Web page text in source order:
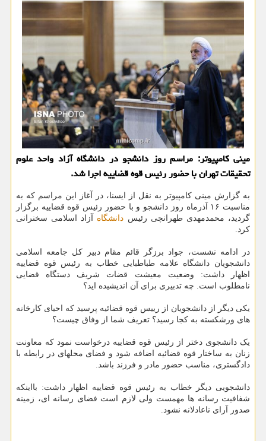
مینی کامپیوتر: مراسم روز دانشجو در دانشگاه آزاد واحد علوم
تحقیقات تهران با حضور رئیس قوه قضاییه اجرا شد.
به گزارش مینی کامپیوتر به نقل از ایسنا، در آغاز این مراسم که به
مناسبت ۱۶ آذرماه روز دانشجو و با حضور رئیس قوه قضاییه برگزار
گردید، محمدمهدی طهرانچی رئیس دانشگاه آزاد اسلامی سخنرانی
کرد.
در ادامه نشست، جواد برزگر قائم مقام دبیر کل جامعه اسلامی
دانشجویان دانشگاه علامه طباطبایی خطاب به رئیس قوه قضاییه
اظهار داشت: وضعیت معیشت قضات شریف دستگاه قضایی
نامطلوب است. چه تدبیری برای آن اندیشیده اید؟
یکی دیگر از دانشجویان از رییس قوه قضائیه پرسید که احیای کارخانه
های ورشکسته به کجا رسید؟ تعریف شما از وفاق چیست؟
یک دانشجوی دختر از رئیس قوه قضاییه درخواست نمود که معاونت
زنان به ساختار قوه قضائیه اضافه شود و فضای محلهای در رابطه با
دادگستری، مناسب حضور مادر و فرزند باشد.
دانشجویی دیگر خطاب به رئیس قوه قضاییه اظهار داشت: بااینکه
شفافیت رسانه ها مهمست ولی لازم است فضای رسانه ای، زمینه
صدور آرای ناعادلانه نشود.